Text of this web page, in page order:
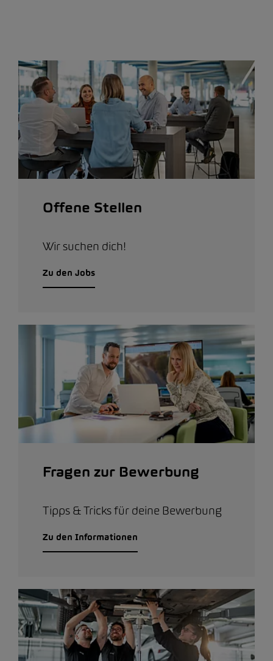
Offene Stellen
Wir suchen dich!
Zu den Jobs
Fragen zur Bewerbung
Tipps & Tricks für deine Bewerbung
Zu den Informationen